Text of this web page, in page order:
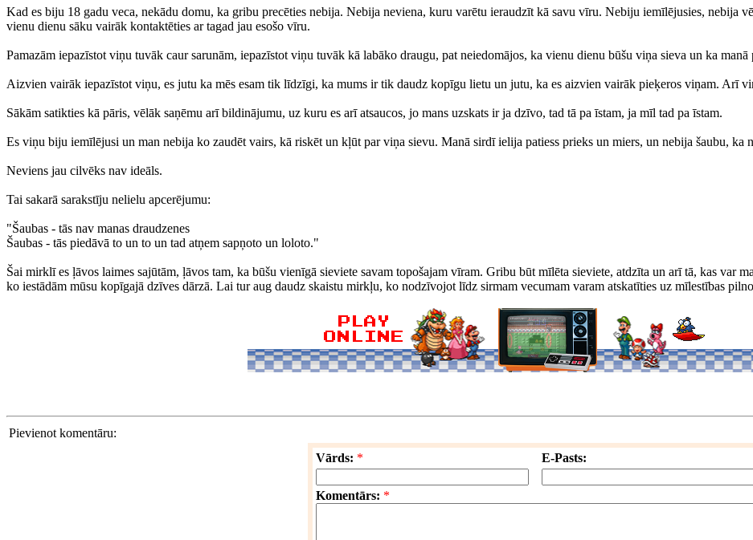
Kad es biju 18 gadu veca, nekādu domu, ka gribu precēties nebija. Nebija neviena, kuru varētu ieraudzīt kā savu vīru. Nebiju iemīlējusies, nebija
vienu dienu sāku vairāk kontaktēties ar tagad jau esošo vīru.
Pamazām iepazīstot viņu tuvāk caur sarunām, iepazīstot viņu tuvāk kā labāko draugu, pat neiedomājos, ka vienu dienu būšu viņa sieva un ka
Aizvien vairāk iepazīstot viņu, es jutu ka mēs esam tik līdzīgi, ka mums ir tik daudz kopīgu lietu un jutu, ka es aizvien vairāk pieķeros viņam. Arī
Sākām satikties kā pāris, vēlāk saņēmu arī bildinājumu, uz kuru es arī atsaucos, jo mans uzskats ir ja dzīvo, tad tā pa īstam, ja mīl tad pa īstam.
Es viņu biju iemīlējusi un man nebija ko zaudēt vairs, kā riskēt un kļūt par viņa sievu. Manā sirdī ielija patiess prieks un miers, un nebija šaubu, ka
Neviens jau cilvēks nav ideāls.
Tai sakarā sarakstīju nelielu apcerējumu:
"Šaubas - tās nav manas draudzenes
Šaubas - tās piedāvā to un to un tad atņem sapņoto un loloto."
Šai mirklī es ļāvos laimes sajūtām, ļāvos tam, ka būšu vienīgā sieviete savam topošajam vīram. Gribu būt mīlēta sieviete, atdzīta un arī tā, kas var
ko iestādām mūsu kopīgajā dzīves dārzā. Lai tur aug daudz skaistu mirkļu, ko nodzīvojot līdz sirmam vecumam varam atskatīties uz mīlestības
Pievienot komentāru:
Vārds: * E-Pasts:
Komentārs: *